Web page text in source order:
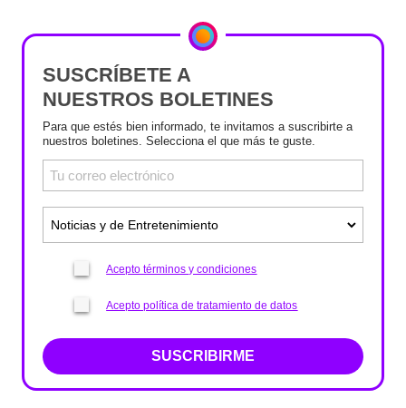
SUSCRÍBETE A
NUESTROS BOLETINES
Para que estés bien informado, te invitamos a suscribirte a
nuestros boletines. Selecciona el que más te guste.
Acepto términos y condiciones
Acepto política de tratamiento de datos
SUSCRIBIRME